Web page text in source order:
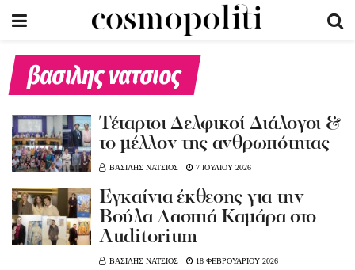
βασιλης νατσιος
Τέταρτοι Δελφικοί Διάλογοι &
το μέλλον της ανθρωπότητας
ΒΑΣΙΛΗΣ ΝΑΤΣΙΟΣ 7 ΙΟΥΛΙΟΥ 2026
Εγκαίνια έκθεσης για την
Βούλα Λασπιά Καμάρα στο
Auditorium
ΒΑΣΙΛΗΣ ΝΑΤΣΙΟΣ 18 ΦΕΒΡΟΥΑΡΙΟΥ 2026